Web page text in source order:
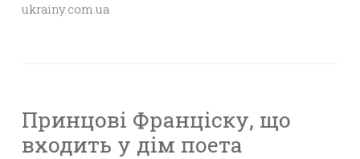
ukrainy.com.ua
Принцові Франціску, що
входить у дім поета